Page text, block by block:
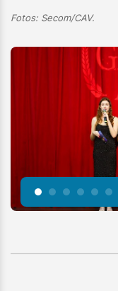
Fotos: Secom/CAV.